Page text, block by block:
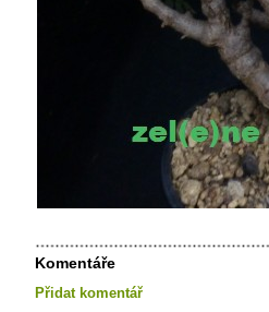
Komentáře
Přidat komentář